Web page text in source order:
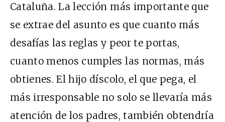
Cataluña. La lección más importante que
se extrae del asunto es que cuanto más
desafías las reglas y peor te portas,
cuanto menos cumples las normas, más
obtienes. El hijo díscolo, el que pega, el
más irresponsable no solo se llevaría más
atención de los padres, también obtendría